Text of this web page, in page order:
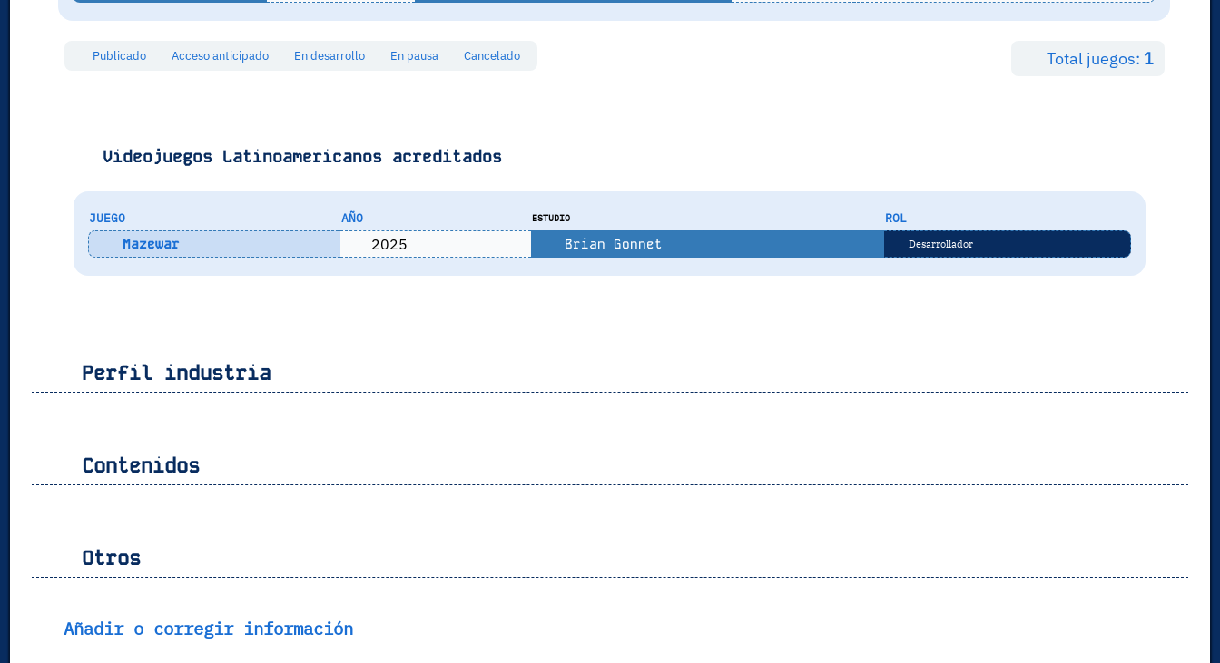
Total juegos: 1
Publicado Acceso anticipado En desarrollo En pausa Cancelado
Videojuegos Latinoamericanos acreditados
JUEGO AÑO ESTUDIO ROL
Mazewar 2025 Brian Gonnet Desarrollador
Perfil industria
Contenidos
Otros
Añadir o corregir información